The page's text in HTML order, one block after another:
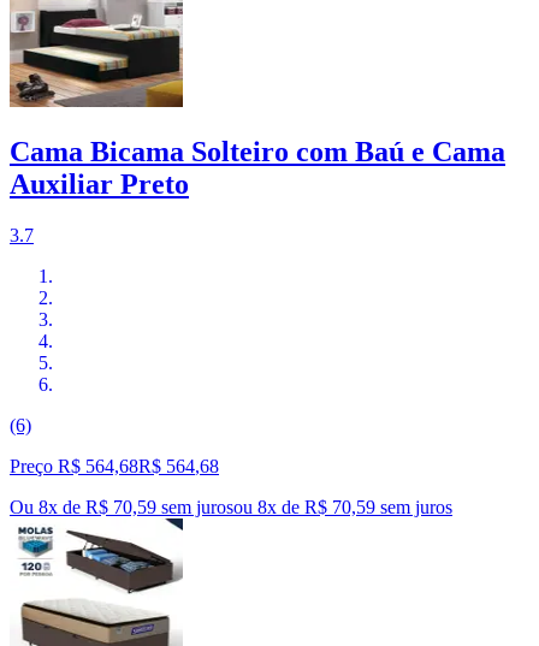
Cama Bicama Solteiro com Baú e Cama
Auxiliar Preto
3.7
(6)
Preço R$ 564,68R$ 564,68
Ou 8x de R$ 70,59 sem jurosou 8x de R$ 70,59 sem juros